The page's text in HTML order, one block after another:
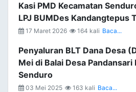
Kasi PMD Kecamatan
LPJ BUMDes Kandangtepus
17 Maret 2026 164 kali Baca...
Penyaluran BLT Dana Desa
Mei di Balai Desa Pandansari
Senduro
03 Mei 2025 163 kali Baca...